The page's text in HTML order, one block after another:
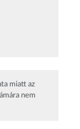
miatt az
nem